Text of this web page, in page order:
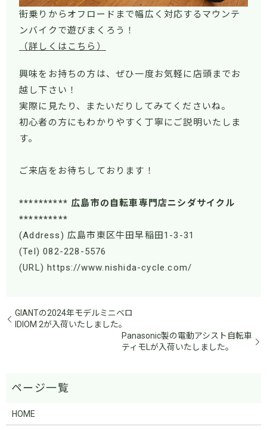
街乗りからオフロードまで幅広く対応するマウンテ
ンバイクで遊びまくろう！
（詳しくはこちら）
興味をお持ちの方は、ぜひ一度お気軽に店頭までお
越し下さい！
実際に見たり、またいだりしてみてくださいね。
初心者の方にもわかりやすく丁寧にご説明いたしま
す。
ご来店をお待ちしております！
********** 広島市の自転車専門店ニシダサイクル
**********
(Address) 広島市東区牛田早稲田1-3-31
(Tel) 082-228-5576
(URL) https://www.nishida-cycle.com/
GIANTの2024年モデルミニベロ
IDIOM 2が入荷いたしました。
Panasonic製の電動アシスト自転車
ティモLが入荷いたしました。
HOME